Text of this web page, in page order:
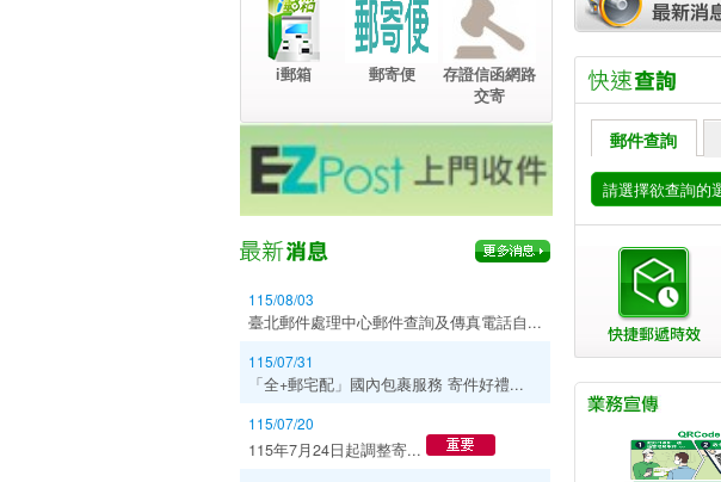
i郵箱 郵寄便
存證信函網路
交寄
115/08/03
臺北郵件處理中心郵件查詢及傳真電話自...
115/07/31
「全+郵宅配」國內包裹服務 寄件好禮...
115/07/20
115年7月24日起調整寄...
郵件查詢